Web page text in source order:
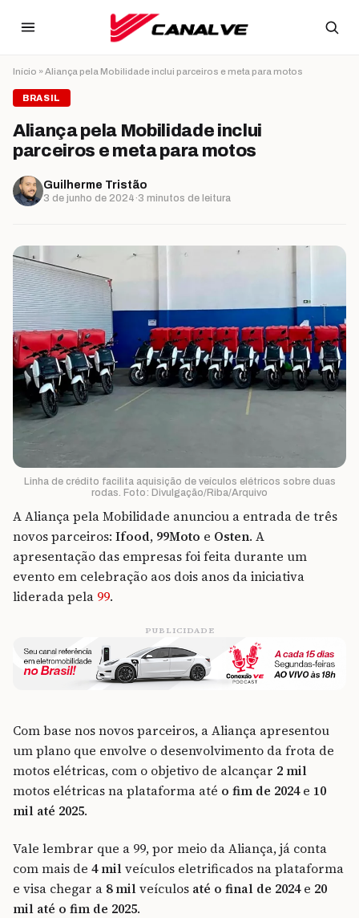
Início »Aliança pela Mobilidade inclui parceiros e meta para motos
BRASIL
Aliança pela Mobilidade inclui
parceiros e meta para motos
Guilherme Tristão
3 de junho de 2024·3 minutos de leitura
Linha de crédito facilita aquisição de veículos elétricos sobre duas
rodas. Foto: Divulgação/Riba/Arquivo
A Aliança pela Mobilidade anunciou a entrada de três
novos parceiros: Ifood, 99Moto e Osten. A
apresentação das empresas foi feita durante um
evento em celebração aos dois anos da iniciativa
liderada pela 99.
PUBLICIDADE
Com base nos novos parceiros, a Aliança apresentou
um plano que envolve o desenvolvimento da frota de
motos elétricas, com o objetivo de alcançar 2 mil
motos elétricas na plataforma até o fim de 2024e 10
mil até 2025.
Vale lembrar que a 99, por meio da Aliança, já conta
com mais de 4 milveículos eletrificados na plataforma
e visa chegar a 8 milveículos até o final de 2024e 20
mil até o fim de 2025.